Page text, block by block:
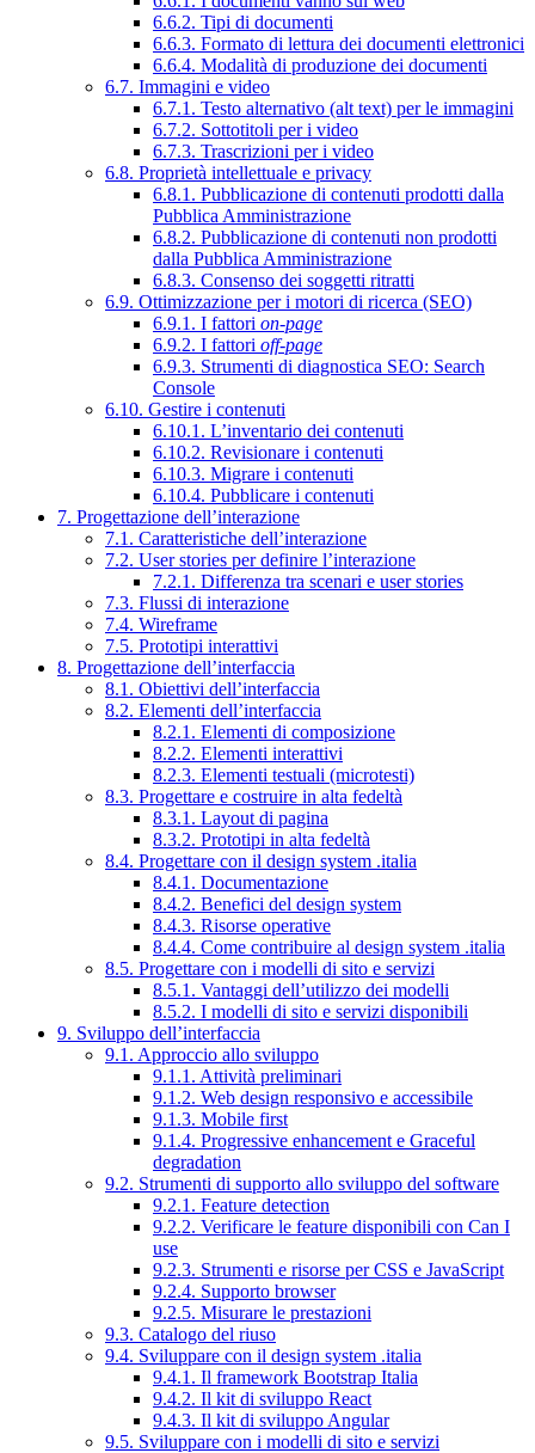
6.6.2. Tipi di documenti
6.6.3. Formato di lettura dei documenti elettronici
6.6.4. Modalità di produzione dei documenti
6.7. Immagini e video
6.7.1. Testo alternativo (alt text) per le immagini
6.7.2. Sottotitoli per i video
6.7.3. Trascrizioni per i video
6.8. Proprietà intellettuale e privacy
6.8.1. Pubblicazione di contenuti prodotti dalla
Pubblica Amministrazione
6.8.2. Pubblicazione di contenuti non prodotti
dalla Pubblica Amministrazione
6.8.3. Consenso dei soggetti ritratti
6.9. Ottimizzazione per i motori di ricerca (SEO)
6.9.1. I fattori on-page
6.9.2. I fattori off-page
6.9.3. Strumenti di diagnostica SEO: Search
Console
6.10. Gestire i contenuti
6.10.1. L’inventario dei contenuti
6.10.2. Revisionare i contenuti
6.10.3. Migrare i contenuti
6.10.4. Pubblicare i contenuti
7. Progettazione dell’interazione
7.1. Caratteristiche dell’interazione
7.2. User stories per definire l’interazione
7.2.1. Differenza tra scenari e user stories
7.3. Flussi di interazione
7.4. Wireframe
7.5. Prototipi interattivi
8. Progettazione dell’interfaccia
8.1. Obiettivi dell’interfaccia
8.2. Elementi dell’interfaccia
8.2.1. Elementi di composizione
8.2.2. Elementi interattivi
8.2.3. Elementi testuali (microtesti)
8.3. Progettare e costruire in alta fedeltà
8.3.1. Layout di pagina
8.3.2. Prototipi in alta fedeltà
8.4. Progettare con il design system .italia
8.4.1. Documentazione
8.4.2. Benefici del design system
8.4.3. Risorse operative
8.4.4. Come contribuire al design system .italia
8.5. Progettare con i modelli di sito e servizi
8.5.1. Vantaggi dell’utilizzo dei modelli
8.5.2. I modelli di sito e servizi disponibili
9. Sviluppo dell’interfaccia
9.1. Approccio allo sviluppo
9.1.1. Attività preliminari
9.1.2. Web design responsivo e accessibile
9.1.3. Mobile first
9.1.4. Progressive enhancement e Graceful
degradation
9.2. Strumenti di supporto allo sviluppo del software
9.2.1. Feature detection
9.2.2. Verificare le feature disponibili con Can I
use
9.2.3. Strumenti e risorse per CSS e JavaScript
9.2.4. Supporto browser
9.2.5. Misurare le prestazioni
9.3. Catalogo del riuso
9.4. Sviluppare con il design system .italia
9.4.1. Il framework Bootstrap Italia
9.4.2. Il kit di sviluppo React
9.4.3. Il kit di sviluppo Angular
9.5. Sviluppare con i modelli di sito e servizi